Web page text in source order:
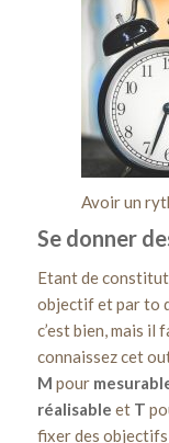
Avoir un
Se donner
Etant de
objectif et par to
c’est bien, mais il
connaissez cet
M pour
réalisable et T
fixer des